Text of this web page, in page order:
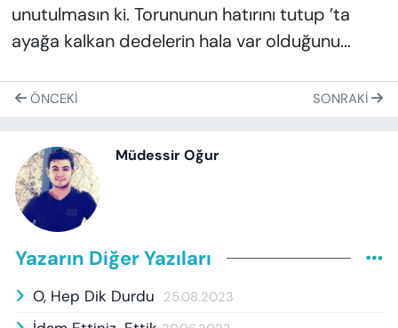
unutulmasın ki. Torununun hatırını tutup ’ta
ayağa kalkan dedelerin hala var olduğunu...
ÖNCEKI SONRAKI
Müdessir Oğur
Yazarın Diğer Yazıları
O, Hep Dik Durdu 25.08.2023